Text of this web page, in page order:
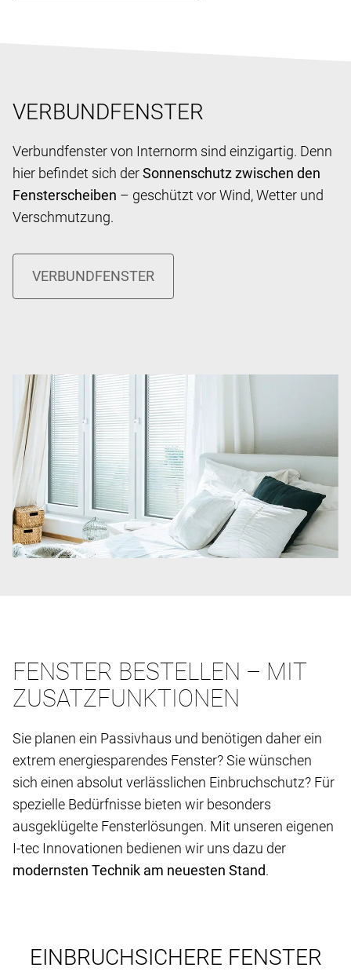
VERBUNDFENSTER
Verbundfenster von Internorm sind einzigartig. Denn
hier befindet sich derSonnenschutz zwischen den
Fensterscheiben – geschützt vor Wind, Wetter und
Verschmutzung.
FENSTER BESTELLEN – MIT
ZUSATZFUNKTIONEN
Sie planen ein Passivhaus und benötigen daher ein
extrem energiesparendes Fenster? Sie wünschen
sich einen absolut verlässlichen Einbruchschutz? Für
spezielle Bedürfnisse bieten wir besonders
ausgeklügelte Fensterlösungen. Mit unseren eigenen
I-tec Innovationen bedienen wir uns dazu der
modernsten Technik am neuesten Stand.
EINBRUCHSICHERE FENSTER